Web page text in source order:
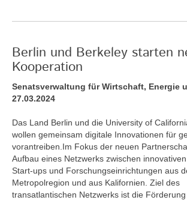
Berlin und Berkeley starten
Kooperation
Senatsverwaltung für Wirtschaft, Energie
27.03.2024
Das Land Berlin und die University of
wollen gemeinsam digitale Innovationen für
vorantreiben.Im Fokus der neuen
Aufbau eines Netzwerks zwischen
Start-ups und Forschungseinrichtungen aus
Metropolregion und aus Kalifornien. Ziel des
transatlantischen Netzwerks ist die